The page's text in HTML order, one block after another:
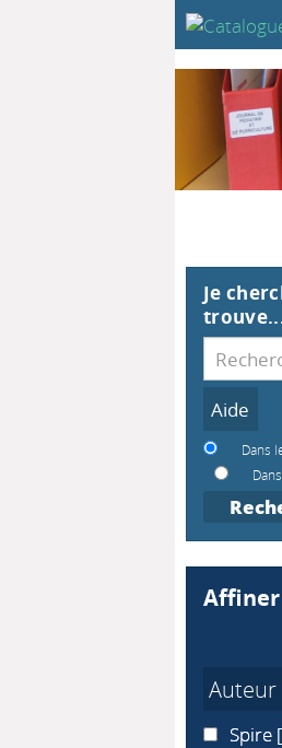
Je
Dans
affiner
Auteur
SpireSpire